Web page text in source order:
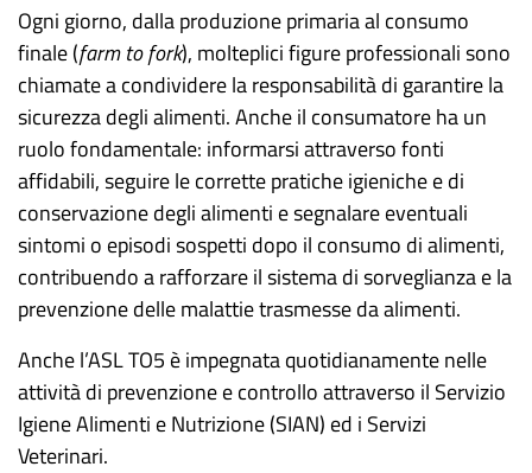
Ogni giorno, dalla produzione primaria al consumo
finale (farm to fork), molteplici figure professionali sono
chiamate a condividere la responsabilità di garantire la
sicurezza degli alimenti. Anche il consumatore ha un
ruolo fondamentale: informarsi attraverso fonti
affidabili, seguire le corrette pratiche igieniche e di
conservazione degli alimenti e segnalare eventuali
sintomi o episodi sospetti dopo il consumo di alimenti,
contribuendo a rafforzare il sistema di sorveglianza e la
prevenzione delle malattie trasmesse da alimenti.
Anche l’ASL TO5 è impegnata quotidianamente nelle
attività di prevenzione e controllo attraverso il Servizio
Igiene Alimenti e Nutrizione (SIAN) ed i Servizi
Veterinari.